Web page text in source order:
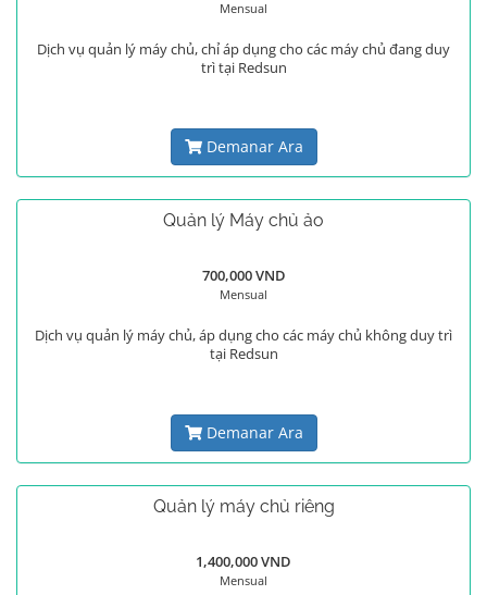
Mensual
Dịch vụ quản lý máy chủ, chỉ áp dụng cho các máy chủ đang duy
trì tại Redsun
Demanar Ara
Quản lý Máy chủ ảo
700,000 VND
Mensual
Dịch vụ quản lý máy chủ, áp dụng cho các máy chủ không duy trì
tại Redsun
Demanar Ara
Quản lý máy chủ riêng
1,400,000 VND
Mensual